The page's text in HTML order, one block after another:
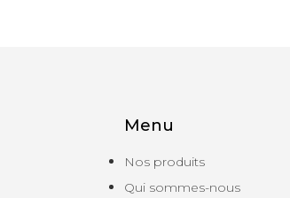
Menu
Nos produits
Qui sommes-nous